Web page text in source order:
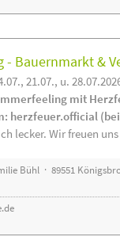
Bauernmarkt &
21.07., u.
mit
herzfeuer.official
lecker. Wir freuen
Bühl · 89551